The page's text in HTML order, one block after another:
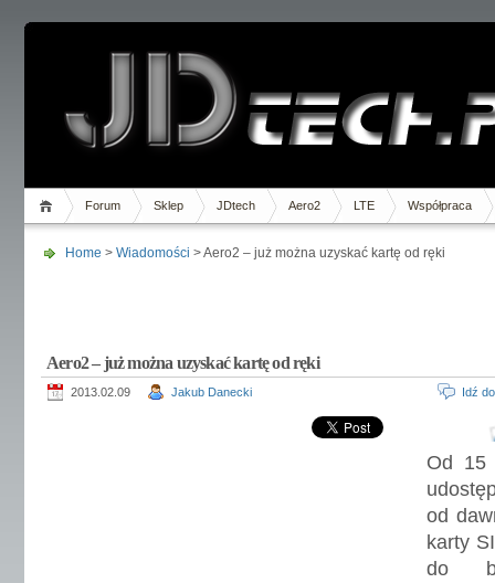
Forum Sklep JDtech Aero2 LTE Współpraca
Home > Wiadomości > Aero2 – już można uzyskać kartę od ręki
Aero2 – już można uzyskać kartę od ręki
2013.02.09 Jakub Danecki Idź
Od 15
od
karty
do